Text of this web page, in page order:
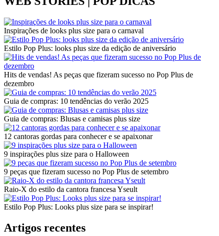
Inspirações de looks plus size para o carnaval
Estilo Pop Plus: looks plus size da edição de aniversário
Hits de vendas! As peças que fizeram sucesso no Pop Plus de
dezembro
Guia de compras: 10 tendências do verão 2025
Guia de compras: Blusas e camisas plus size
12 cantoras gordas para conhecer e se apaixonar
9 inspirações plus size para o Halloween
9 peças que fizeram sucesso no Pop Plus de setembro
Raio-X do estilo da cantora francesa Yseult
Estilo Pop Plus: Looks plus size para se inspirar!
Artigos recentes